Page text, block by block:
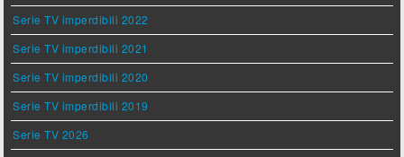
Serie TV imperdibili 2022
Serie TV imperdibili 2021
Serie TV imperdibili 2020
Serie TV imperdibili 2019
Serie TV 2026